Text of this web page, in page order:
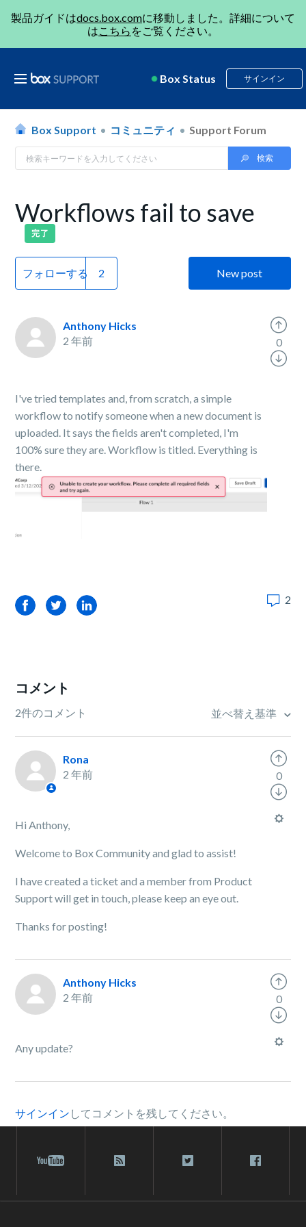
製品ガイドはdocs.box.comに移動しました。詳細について
はこちら をご覧ください。
Box Status サインイン
Box Support コミュニティ Support Forum
Workflows fail to save
完了
フォローする New post
Anthony Hicks
2 年前
I've tried templates and, from scratch, a simple
workflow to notify someone when a new document is
uploaded. It says the fields aren't completed, I'm
100% sure they are. Workflow is titled. Everything is
there.
0
FacebookTwitterLinkedIn 2
コメント
2件のコメント 並べ替え基準
Rona
2 年前
Hi Anthony,
Welcome to Box Community and glad to assist!
I have created a ticket and a member from Product
Support will get in touch, please keep an eye out.
Thanks for posting!
0
Anthony Hicks
2 年前
Any update?
0
サインイン してコメントを残してください。